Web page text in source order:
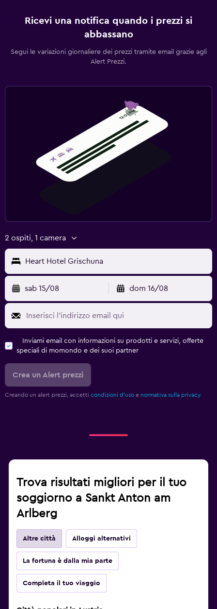
Ricevi una notifica quando i prezzi si
abbassano
Segui le variazioni giornaliere dei prezzi tramite email grazie agli
Alert Prezzi.
2 ospiti, 1 camera
Heart Hotel Grischuna
sab 15/08 dom 16/08
Inviami email con informazioni su prodotti e servizi, offerte
speciali di momondo e dei suoi partner
Crea un Alert prezzi
Creando un alert prezzi, accetti condizioni d'uso e normativa sulla privacy.
Trova risultati migliori per il tuo
soggiorno a Sankt Anton am
Arlberg
Altre città Alloggi alternativi
La fortuna è dalla mia parte
Completa il tuo viaggio